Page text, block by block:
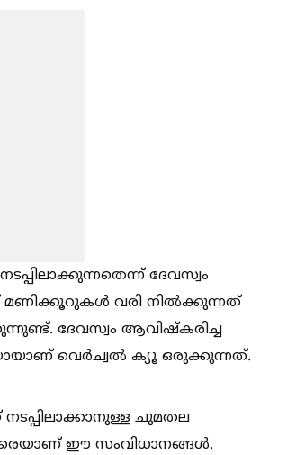
ദേവസ്വം
മണിക്കൂറുകള്‍ വരി നില്‍ക്കുന്നത്
ദേവസ്വം ആവിഷ്‌കരിച്ച
വെര്‍ച്വല്‍ ക്യൂ ഒരുക്കുന്നത്.
ചുമതല
ഈ സംവിധാനങ്ങള്‍.